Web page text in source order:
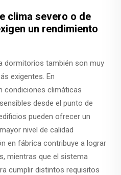
clima severo o de
un rendimiento
dormitorios también son muy
exigentes. En
condiciones climáticas
desde el punto de
pueden ofrecer un
nivel de calidad
en fábrica contribuye a lograr
mientras que el sistema
cumplir distintos requisitos